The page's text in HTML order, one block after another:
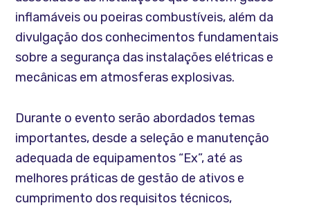
inflamáveis ou poeiras combustíveis, além da
divulgação dos conhecimentos fundamentais
sobre a segurança das instalações elétricas e
mecânicas em atmosferas explosivas.
Durante o evento serão abordados temas
importantes, desde a seleção e manutenção
adequada de equipamentos “Ex”, até as
melhores práticas de gestão de ativos e
cumprimento dos requisitos técnicos,